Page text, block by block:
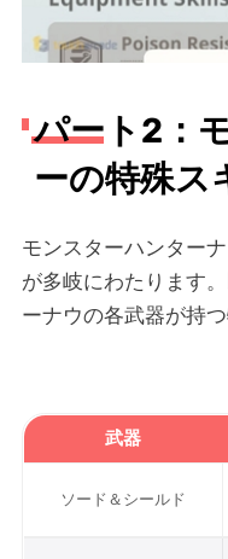
パート2：
ーの特殊ス
モンスターハンター
が多岐にわたります
ーナウの各武器が持
武器
ソード＆シールド